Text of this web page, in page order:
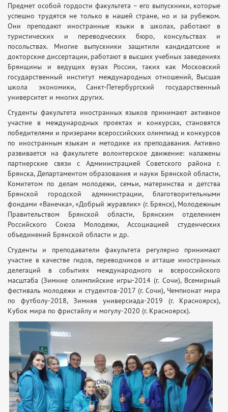
Предмет особой гордости факультета – его выпускники, которые
успешно трудятся не только в нашей стране, но и за рубежом.
Они преподают иностранные языки в школах, работают в
туристических и переводческих бюро, консульствах и
посольствах. Многие выпускники защитили кандидатские и
докторские диссертации, работают в высших учебных заведениях
Брянщины и ведущих вузах России, таких как Московский
государственный институт международных отношений, Высшая
школа экономики, Санкт-Петербургский государственный
университет и многих других.
Студенты факультета иностранных языков принимают активное
участие в международных проектах и конкурсах, становятся
победителями и призерами всероссийских олимпиад и конкурсов
по иностранным языкам и методике их преподавания. Активно
развивается на факультете волонтерское движение: налажены
партнерские связи с Администрацией Советского района г.
Брянска, Департаментом образования и науки Брянской области,
Комитетом по делам молодежи, семьи, материнства и детства
Брянской городской администрации, благотворительными
фондами «Ванечка», «Добрый журавлик» (г. Брянск), Молодежным
Правительством Брянской области, Брянским отделением
Российского Союза Молодежи, Ассоциацией студенческих
объединений Брянской области и др.
Студенты и преподаватели факультета регулярно принимают
участие в качестве гидов, переводчиков и атташе иностранных
делегаций в событиях международного и всероссийского
масштаба (Зимние олимпийские игры-2014 (г. Сочи), Всемирный
фестиваль молодежи и студентов-2017 (г. Сочи), Чемпионат мира
по футболу-2018, Зимняя универсиада-2019 (г. Красноярск),
Кубок мира по фристайлу и могулу-2020 (г. Красноярск).